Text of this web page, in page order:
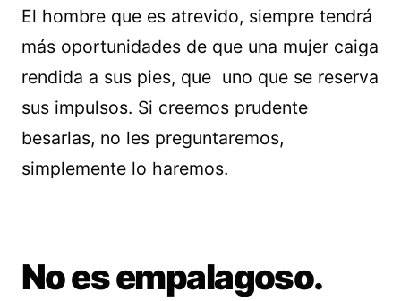
El hombre que es atrevido, siempre tendrá
más oportunidades de que una mujer caiga
rendida a sus pies, que uno que se reserva
sus impulsos. Si creemos prudente
besarlas, no les preguntaremos,
simplemente lo haremos.
No es empalagoso.